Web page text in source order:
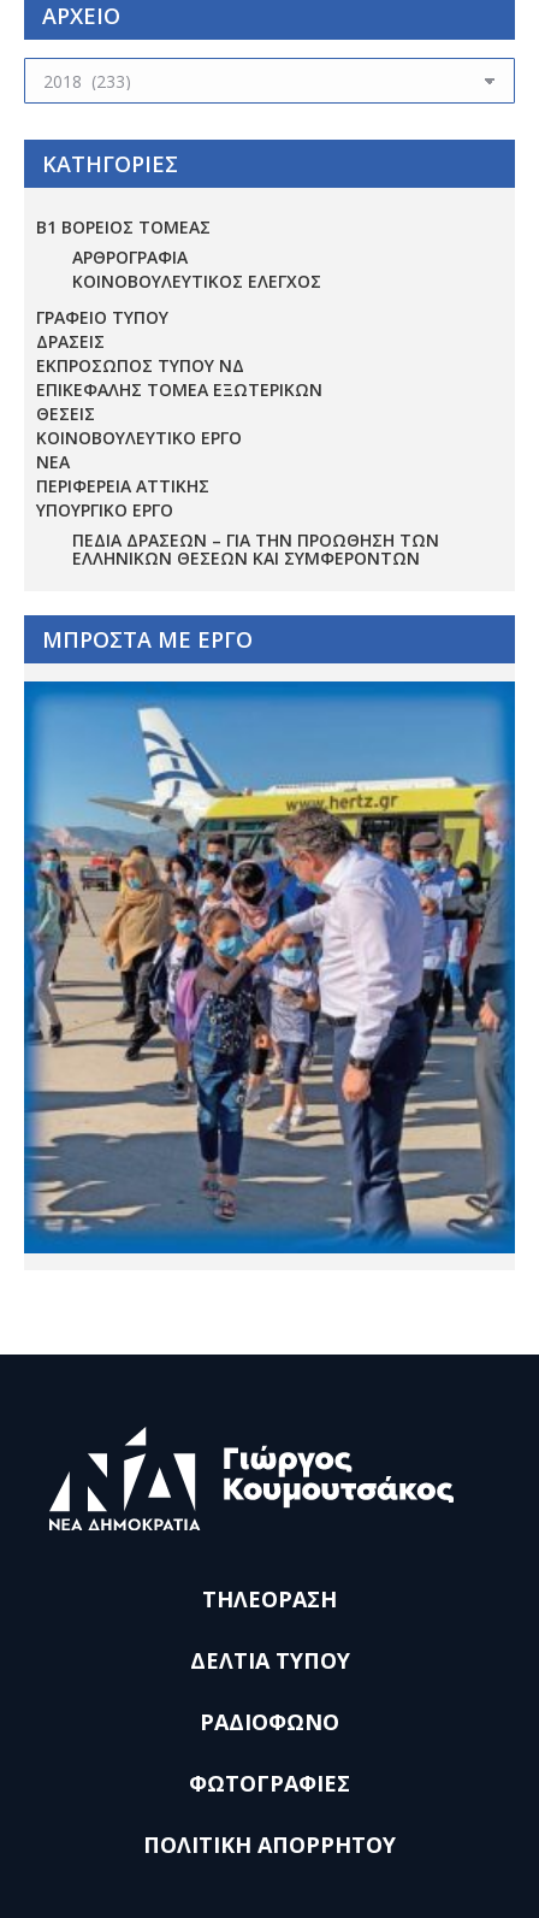
ΑΡΧΕΙΟ
ΑΡΧΕΙΟ
ΚΑΤΗΓΟΡΙΕΣ
Β1 ΒΟΡΕΙΟΣ ΤΟΜΕΑΣ
ΑΡΘΡΟΓΡΑΦΙΑ
ΚΟΙΝΟΒΟΥΛΕΥΤΙΚΟΣ ΕΛΕΓΧΟΣ
ΓΡΑΦΕΙΟ ΤΥΠΟΥ
ΔΡΑΣΕΙΣ
ΕΚΠΡΟΣΩΠΟΣ ΤΥΠΟΥ ΝΔ
ΕΠΙΚΕΦΑΛΗΣ ΤΟΜΕΑ ΕΞΩΤΕΡΙΚΩΝ
ΘΕΣΕΙΣ
ΚΟΙΝΟΒΟΥΛΕΥΤΙΚΟ ΕΡΓΟ
ΝΕΑ
ΠΕΡΙΦΕΡΕΙΑ ΑΤΤΙΚΗΣ
ΥΠΟΥΡΓΙΚΟ ΕΡΓΟ
ΠΕΔΊΑ ΔΡΆΣΕΩΝ – ΓΙΑ ΤΗΝ ΠΡΟΏΘΗΣΗ ΤΩΝ
ΕΛΛΗΝΙΚΏΝ ΘΈΣΕΩΝ ΚΑΙ ΣΥΜΦΕΡΌΝΤΩΝ
ΜΠΡΟΣΤΑ ΜΕ ΕΡΓΟ
ΤΗΛΕΟΡΑΣΗ
ΔΕΛΤΙΑ ΤΥΠΟΥ
ΡΑΔΙΟΦΩΝΟ
ΦΩΤΟΓΡΑΦΙΕΣ
ΠΟΛΙΤΙΚΗ ΑΠΟΡΡΗΤΟΥ